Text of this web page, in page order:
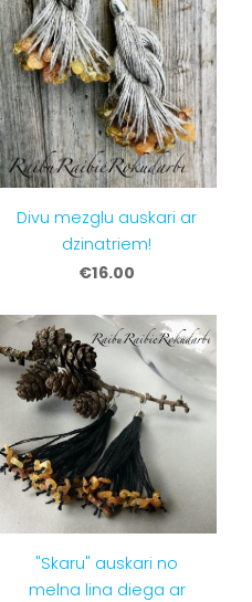
Divu mezglu auskari ar
dzinatriem!
€16.00
"Skaru" auskari no
melna lina diega ar